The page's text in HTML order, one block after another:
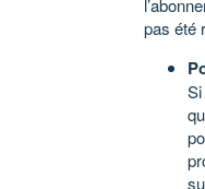
pas été